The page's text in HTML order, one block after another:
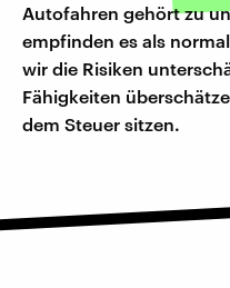
Autofahren gehört zu
empfinden es als
wir die Risiken
Fähigkeiten
dem Steuer sitzen.